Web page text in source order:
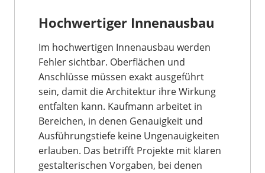
Hochwertiger Innenausbau
Im hochwertigen Innenausbau werden
Fehler sichtbar. Oberflächen und
Anschlüsse müssen exakt ausgeführt
sein, damit die Architektur ihre Wirkung
entfalten kann. Kaufmann arbeitet in
Bereichen, in denen Genauigkeit und
Ausführungstiefe keine Ungenauigkeiten
erlauben. Das betrifft Projekte mit klaren
gestalterischen Vorgaben, bei denen